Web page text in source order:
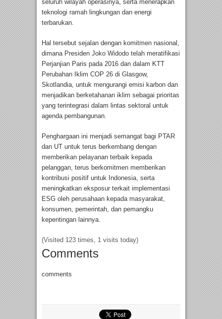
seluruh wilayah operasinya, serta menerapkan
teknologi ramah lingkungan dan energi
terbarukan.
Hal tersebut sejalan dengan komitmen nasional,
dimana Presiden Joko Widodo telah meratifikasi
Perjanjian Paris pada 2016 dan dalam KTT
Perubahan Iklim COP 26 di Glasgow,
Skotlandia, untuk mengurangi emisi karbon dan
menjadikan berketahanan iklim sebagai prioritas
yang terintegrasi dalam lintas sektoral untuk
agenda pembangunan.
Penghargaan ini menjadi semangat bagi PTAR
dan UT untuk terus berkembang dengan
memberikan pelayanan terbaik kepada
pelanggan, terus berkomitmen memberikan
kontribusi positif untuk Indonesia, serta
meningkatkan eksposur terkait implementasi
ESG oleh perusahaan kepada masyarakat,
konsumen, pemerintah, dan pemangku
kepentingan lainnya.
(Visited 123 times, 1 visits today)
Comments
comments